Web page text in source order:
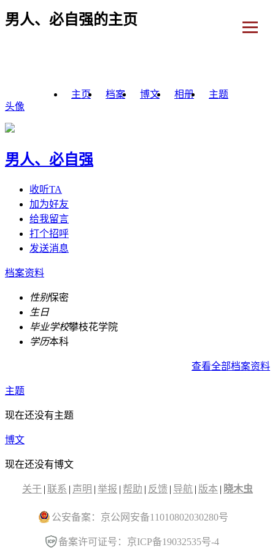
男人、必自强的主页
主页 档案 博文 相册
主题
头像
男人、必自强
收听TA
加为好友
给我留言
打个招呼
发送消息
档案资料
性别保密
生日
毕业学校攀枝花学院
学历本科
查看全部档案资料
主题
现在还没有主题
博文
现在还没有博文
关于 | 联系 | 声明 | 举报 | 帮助 | 反馈 | 导航 | 版本 | 晓木虫
公安备案：京公网安备11010802030280号
备案许可证号：京ICP备19032535号-4